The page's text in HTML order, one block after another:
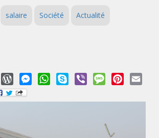
salaire Société Actualité
LinkedInWordPressMessengerWhatsApp
Skype Viber MessagePinterest